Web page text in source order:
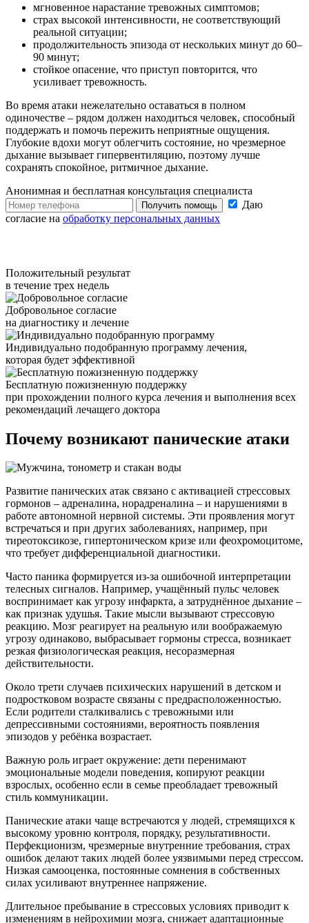
мгновенное нарастание тревожных симптомов;
страх высокой интенсивности, не соответствующий
реальной ситуации;
продолжительность эпизода от нескольких минут до 60–
90 минут;
стойкое опасение, что приступ повторится, что
усиливает тревожность.
Во время атаки нежелательно оставаться в полном
одиночестве – рядом должен находиться человек, способный
поддержать и помочь пережить неприятные ощущения.
Глубокие вдохи могут облегчить состояние, но чрезмерное
дыхание вызывает гипервентиляцию, поэтому лучше
сохранять спокойное, ритмичное дыхание.
Анонимная и бесплатная консультация специалиста
Получить помощь
Даю
согласие на обработку персональных данных
Положительный результат
в течение трех недель
Добровольное согласие
на диагностику и лечение
Индивидуально подобранную программу лечения,
которая будет эффективной
Бесплатную пожизненную поддержку
при прохождении полного курса лечения и выполнения всех
рекомендаций лечащего доктора
Почему возникают панические атаки
Развитие панических атак связано с активацией стрессовых
гормонов – адреналина, норадреналина – и нарушениями в
работе автономной нервной системы. Эти проявления могут
встречаться и при других заболеваниях, например, при
тиреотоксикозе, гипертоническом кризе или феохромоцитоме,
что требует дифференциальной диагностики.
Часто паника формируется из-за ошибочной интерпретации
телесных сигналов. Например, учащённый пульс человек
воспринимает как угрозу инфаркта, а затруднённое дыхание –
как признак удушья. Такие мысли вызывают стрессовую
реакцию. Мозг реагирует на реальную или воображаемую
угрозу одинаково, выбрасывает гормоны стресса, возникает
резкая физиологическая реакция, несоразмерная
действительности.
Около трети случаев психических нарушений в детском и
подростковом возрасте связаны с предрасположенностью.
Если родители сталкивались с тревожными или
депрессивными состояниями, вероятность появления
эпизодов у ребёнка возрастает.
Важную роль играет окружение: дети перенимают
эмоциональные модели поведения, копируют реакции
взрослых, особенно если в семье преобладает тревожный
стиль коммуникации.
Панические атаки чаще встречаются у людей, стремящихся к
высокому уровню контроля, порядку, результативности.
Перфекционизм, чрезмерные внутренние требования, страх
ошибок делают таких людей более уязвимыми перед стрессом.
Низкая самооценка, постоянные сомнения в собственных
силах усиливают внутреннее напряжение.
Длительное пребывание в стрессовых условиях приводит к
изменениям в нейрохимии мозга, снижает адаптационные